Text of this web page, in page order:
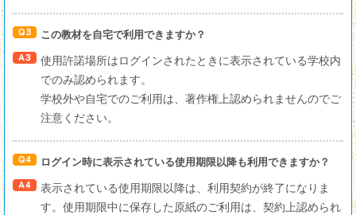
この教材を自宅で利用できますか？
使用許諾場所はログインされたときに表示されている学校内
でのみ認められます。
学校外や自宅でのご利用は、著作権上認められませんのでご
注意ください。
ログイン時に表示されている使用期限以降も利用できますか？
表示されている使用期限以降は、利用契約が終了になりま
す。使用期限中に保存した原紙のご利用は、契約上認められ